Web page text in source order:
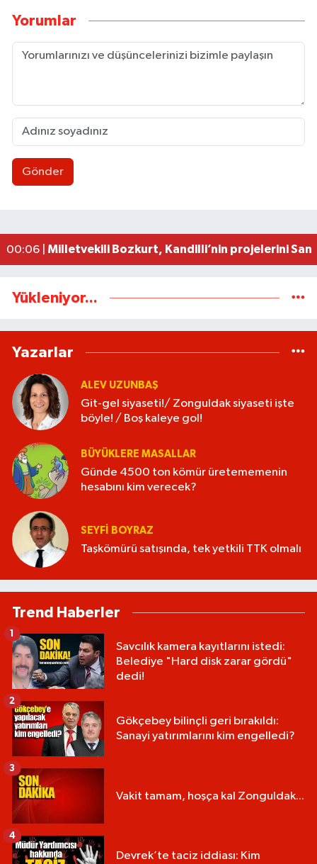
Yorumlar
Gönder
12:46 |Zonguldak'ta korku dolu anlar: Vatandaşlar
00:06 | Milletvekili Bozkurt, Kandilli’nin projelerini
Yükleniyor...
Yazarlar
ALEV UZUNBAŞ
Git-gel siyaseti!/ Zonguldak siyaseti işte
böyle! / Boş kaleye gol!
BÜYÜKLERE MASALLAR
Günde 4500 ton kömür üretememenin
hesabını kim verecek?
SEYFI BOYRAZ
Taşkömürü satışında, tek yetkili TTK olmalı
Trend Haberler
Savcılık kamera kayıtlarını istedi:
Belediye "Hard disk zarar gördü"
dedi!
1
Gökçebey bilinçli geri bırakıldı:
Sanayi yatırımlarını kim engelledi?
2
Vakit tamam, hoşça kal Zonguldak...
3
Devrek’te taciz iddiası: Kim
4